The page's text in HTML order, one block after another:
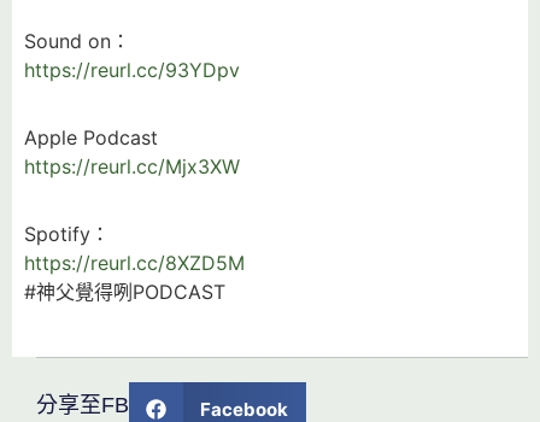
Sound on：
https://reurl.cc/93YDpv
Apple Podcast
https://reurl.cc/Mjx3XW
Spotify：
https://reurl.cc/8XZD5M
#神父覺得咧PODCAST
分享至FB Facebook